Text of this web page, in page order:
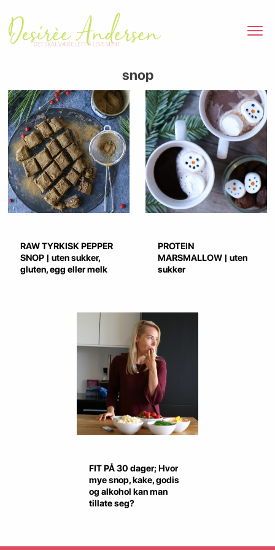
snop
RAW TYRKISK PEPPER
SNOP | uten sukker,
gluten, egg eller melk
PROTEIN
MARSMALLOW | uten
sukker
FIT PÅ 30 dager; Hvor
mye snop, kake, godis
og alkohol kan man
tillate seg?